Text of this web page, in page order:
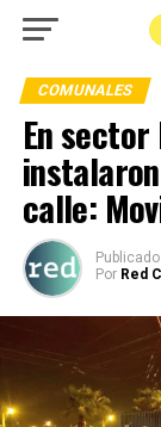
COMUNALES
En sector
calle:
Publicado
Por Red